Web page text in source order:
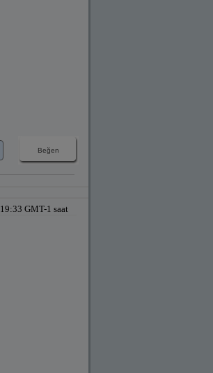
GMT-1 saat